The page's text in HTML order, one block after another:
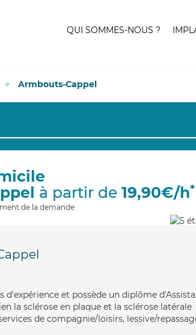
QUI SOMMES-NOUS ?
Armbouts-Cappel
à partir de 19,90€/h*
de la demande
d'expérience et possède un diplôme
la sclérose en plaque et la sclérose latérale
de compagnie/loisirs, lessive/